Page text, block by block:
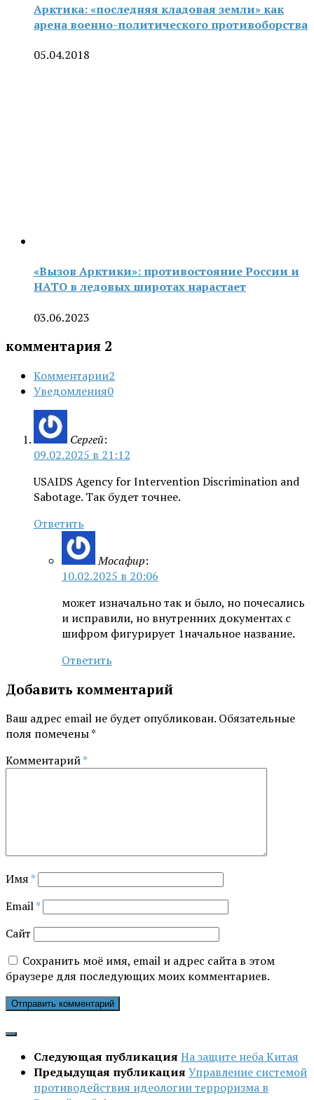
Арктика: «последняя кладовая земли» как
арена военно-политического противоборства
05.04.2018
«Вызов Арктики»: противостояние России и
НАТО в ледовых широтах нарастает
03.06.2023
комментария 2
Комментарии2
Уведомления0
Сергей:
09.02.2025 в 21:12
USAIDS Agency for Intervention Discrimination and
Sabotage. Так будет точнее.
Ответить
Мосафир:
10.02.2025 в 20:06
может изначально так и было, но почесались
и исправили, но внутренних документах с
шифром фигурирует 1начальное название.
Ответить
Добавить комментарий
Ваш адрес email не будет опубликован. Обязательные
поля помечены*
Комментарий*
Имя *
Email*
Сайт
Сохранить моё имя, email и адрес сайта в этом
браузере для последующих моих комментариев.
Следующая публикация На защите неба Китая
Предыдущая публикация Управление системой
противодействия идеологии терроризма в